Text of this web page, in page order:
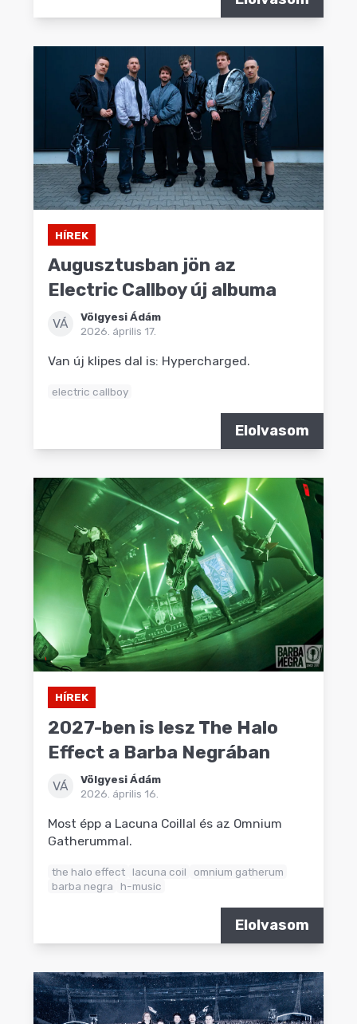
HÍREK
Augusztusban jön az
Electric Callboy új albuma
VÁ
Völgyesi Ádám
2026. április 17.
Van új klipes dal is: Hypercharged.
electric callboy
Elolvasom
HÍREK
2027-ben is lesz The Halo
Effect a Barba Negrában
VÁ
Völgyesi Ádám
2026. április 16.
Most épp a Lacuna Coillal és az Omnium
Gatherummal.
the halo effect lacuna coil
omnium gatherum
barba negra
h-music
Elolvasom